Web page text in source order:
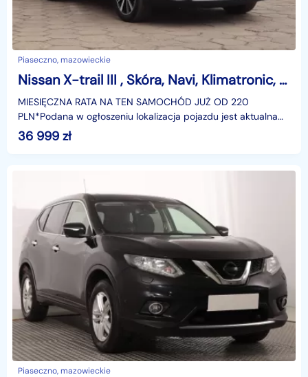
Piaseczno, mazowieckie
Nissan X-trail III , Skóra, Navi, Klimatronic, Tempomat, Parktronic,
MIESIĘCZNA RATA NA TEN SAMOCHÓD JUŻ OD 220
PLN*Podana w ogłoszeniu lokalizacja pojazdu jest aktualna
na dzień wystawienia ogłoszenia. Przed przyjazdem do
36 999 zł
Piaseczno, mazowieckie